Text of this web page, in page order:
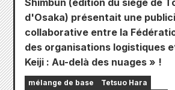
d'Osaka) présentait une
collaborative entre la
des organisations logistiques
Keiji : Au-delà des nuages » !
mélange de base
Tetsuo Hara